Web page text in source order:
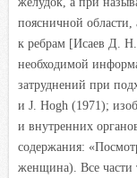
поясничной
к ребрам [Исаев Д.
необходимой
затруднений при
и J. Hogh (1971);
и внутренних
содержания:
женщина). Все части